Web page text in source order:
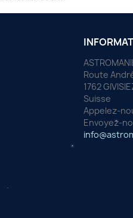
Route
1762
Suisse
Appelez-
Envoyez-